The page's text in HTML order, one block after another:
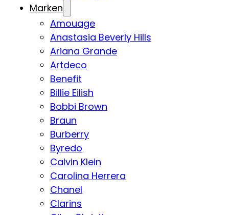
Marken
Amouage
Anastasia Beverly Hills
Ariana Grande
Artdeco
Benefit
Billie Eilish
Bobbi Brown
Braun
Burberry
Byredo
Calvin Klein
Carolina Herrera
Chanel
Clarins